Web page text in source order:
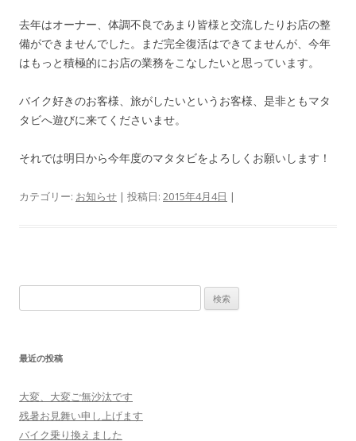
去年はオーナー、体調不良であまり皆様と交流したりお店の整
備ができませんでした。まだ完全復活はできてませんが、今年
はもっと積極的にお店の業務をこなしたいと思っています。
バイク好きのお客様、旅がしたいというお客様、是非ともマタ
タビへ遊びに来てくださいませ。
それでは明日から今年度のマタタビをよろしくお願いします！
カテゴリー: お知らせ | 投稿日: 2015年4月4日 |
索:
最近の投稿
大変、大変ご無沙汰です
残暑お見舞い申し上げます
バイク乗り換えました